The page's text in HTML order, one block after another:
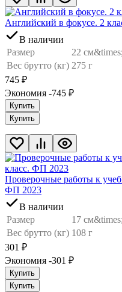
Английский в фокусе. 2
В наличии
Размер
22
Вес брутто (кг) 275 г
745 ₽
Экономия -745 ₽
Купить
Купить
Проверочные работы к
ФП 2023
В наличии
Размер
17
Вес брутто (кг) 108 г
301 ₽
Экономия -301 ₽
Купить
Купить